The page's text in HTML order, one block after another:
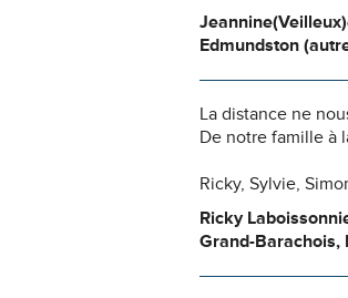
Edmundston
La distance ne
De notre famille à
Ricky, Sylvie,
Ricky
Grand-Barachois,